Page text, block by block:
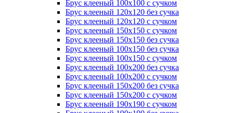
Брус клееный 100х100 с сучком
Брус клееный 120х120 без сучка
Брус клееный 120х120 с сучком
Брус клееный 150х150 с сучком
Брус клееный 150х150 без сучка
Брус клееный 100х150 без сучка
Брус клееный 100х150 с сучком
Брус клееный 100х200 без сучка
Брус клееный 100х200 с сучком
Брус клееный 150х200 без сучка
Брус клееный 150х200 с сучком
Брус клееный 190х190 с сучком